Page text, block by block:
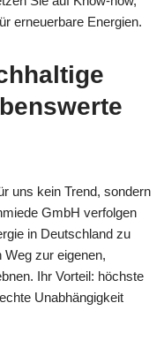
erneuerbare Energien.
uns kein Trend, sondern
GmbH verfolgen
in Deutschland zu
Weg zur eigenen,
Ihr Vorteil: höchste
Unabhängigkeit